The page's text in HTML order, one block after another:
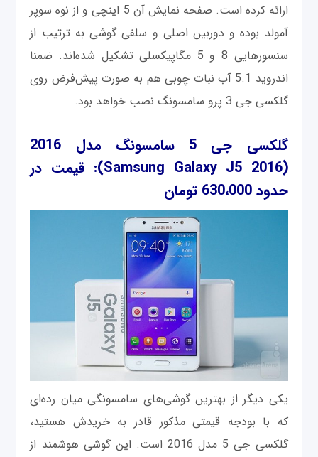
ارائه کرده است. صفحه نمایش آن 5 اینچی و از نوه سوپر
آمولد بوده و دوربین اصلی و سلفی گوشی به ترتیب از
سنسورهایی 8 و 5 مگاپیکسلی تشکیل شده‌اند. ضمنا
اندروید 5.1 آب نبات چوبی هم به صورت پیش‌فرض روی
گلکسی جی 3 پرو سامسونگ نصب خواهد بود.
گلکسی جی 5 سامسونگ مدل 2016
(Samsung Galaxy J5 2016)
: قیمت در
حدود 630،000 تومان
یکی دیگر از بهترین گوشی‌های سامسونگی میان رده‌ای
که با بودجه قیمتی مذکور قادر به خریدش هستید،
گلکسی جی 5 مدل 2016 است. این گوشی هوشمند از